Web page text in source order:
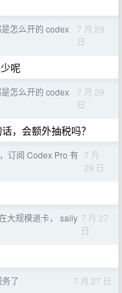
怎么开的 codex
7 月 29
日
呢
怎么开的 codex
7 月 29
日
，会额外抽税吗？
订阅 Codex Pro 有 7 月
29 日
大规模退卡， saily 7 月 27
日
了 7 月 27 日